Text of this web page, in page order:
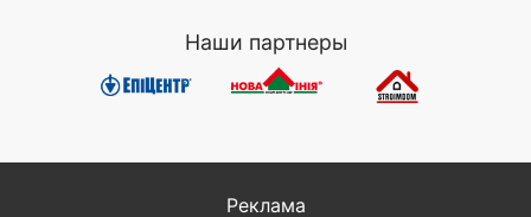
Наши партнеры
Реклама